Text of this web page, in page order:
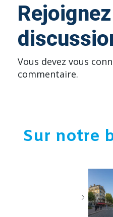
Vous devez vous
commentaire.
Sur notre